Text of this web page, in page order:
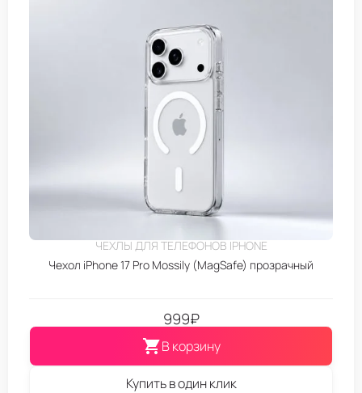
ЧЕХЛЫ ДЛЯ ТЕЛЕФОНОВ IPHONE
Чехол iPhone 17 Pro Mossily (MagSafe) прозрачный
999₽
В корзину
Купить в один клик